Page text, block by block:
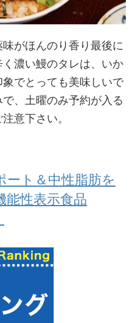
がほんのり香り最後に
濃い鰻のタレは、いか
でとっても美味しいで
、土曜のみ予約が入る
意下さい。
ート＆中性脂肪を
能性表示食品